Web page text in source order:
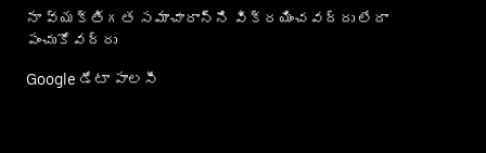
నా వ్యక్తిగత సమాచారాన్ని విక్రయించవద్దు లేదా
పంచుకోవద్దు
Google డేటా పాలసీ